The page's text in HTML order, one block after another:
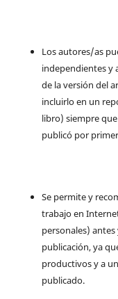
Los autores/as
independientes y
de la versión del
incluirlo en un
libro) siempre
publicó por
Se permite y
trabajo en
personales)
publicación, ya
productivos y a
publicado.